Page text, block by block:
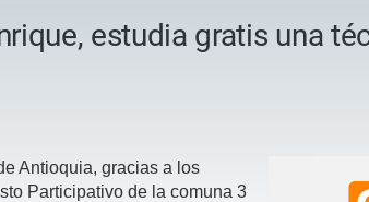
estudia gratis una
Antioquia, gracias a los
Participativo de la comuna 3